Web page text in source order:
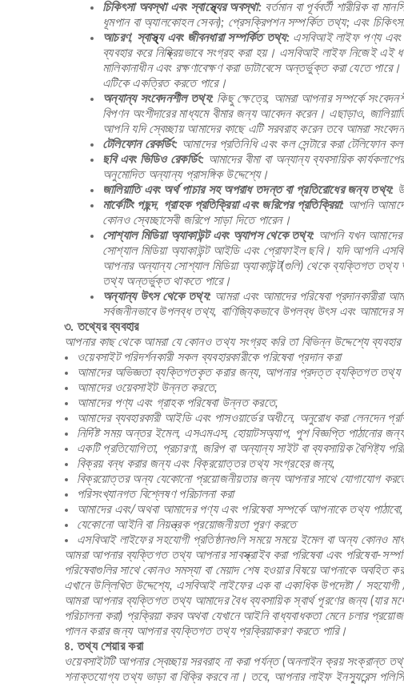
চিকিৎসা অবস্থা এবং স্বাস্থ্যের অবস্থা:বর্তমান বা পূর্ববর্তী শারীরিক
ধূমপান বা অ্যালকোহল সেবন); প্রেসক্রিপশন সম্পর্কিত তথ্য; এবং
আচরণ, স্বাস্থ্য এবং জীবনধারা সম্পর্কিত তথ্য: এসবিআই লাইফ পণ্য এবং
ব্যবহার করে নিষ্ক্রিয়ভাবে সংগ্রহ করা হয়। এসবিআই লাইফ নিজেই
মালিকানাধীন এবং রক্ষণাবেক্ষণ করা ডাটাবেসে অন্তর্ভুক্ত করা যেতে
এটিকে একত্রিত করতে পারে।
অন্যান্য সংবেদনশীল তথ্য: কিছু ক্ষেত্রে, আমরা আপনার সম্পর্কে
বিপণন অংশীদারের মাধ্যমে বীমার জন্য আবেদন করেন। এছাড়াও,
আপনি যদি স্বেচ্ছায় আমাদের কাছে এটি সরবরাহ করেন তবে আমরা
টেলিফোন রেকর্ডিং: আমাদের প্রতিনিধি এবং কল সেন্টারে করা টেলিফোন কল
ছবি এবং ভিডিও রেকর্ডিং: আমাদের বীমা বা অন্যান্য ব্যবসায়িক
অনুমোদিত অন্যান্য প্রাসঙ্গিক উদ্দেশ্যে।
জালিয়াতি এবং অর্থ পাচার সহ অপরাধ তদন্ত বা প্রতিরোধের জন্য তথ্য:
মার্কেটিং পছন্দ, গ্রাহক প্রতিক্রিয়া এবং জরিপের প্রতিক্রিয়া: আপনি
কোনও স্বেচ্ছাসেবী জরিপে সাড়া দিতে পারেন।
সোশ্যাল মিডিয়া অ্যাকাউন্ট এবং অ্যাপস থেকে তথ্য: আপনি যখন আমাদের
সোশ্যাল মিডিয়া অ্যাকাউন্ট আইডি এবং প্রোফাইল ছবি। যদি আপনি
আপনার অন্যান্য সোশ্যাল মিডিয়া অ্যাকাউন্ট(গুলি) থেকে ব্যক্তিগত
তথ্য অন্তর্ভুক্ত থাকতে পারে।
অন্যান্য উৎস থেকে তথ্য: আমরা এবং আমাদের পরিষেবা প্রদানকারীরা
সর্বজনীনভাবে উপলব্ধ তথ্য, বাণিজ্যিকভাবে উপলব্ধ উৎস এবং আমাদের
৩. তথ্যের ব্যবহার
আপনার কাছ থেকে আমরা যে কোনও তথ্য সংগ্রহ করি তা বিভিন্ন উদ্দেশ্যে ব্যবহার
ওয়েবসাইট পরিদর্শনকারী সকল ব্যবহারকারীকে পরিষেবা প্রদান করা
আমাদের অভিজ্ঞতা ব্যক্তিগতকৃত করার জন্য, আপনার প্রদত্ত ব্যক্তিগত তথ্য
আমাদের ওয়েবসাইট উন্নত করতে,
আমাদের পণ্য এবং গ্রাহক পরিষেবা উন্নত করতে,
আমাদের ব্যবহারকারী আইডি এবং পাসওয়ার্ডের অধীনে, অনুরোধ করা লেনদেন
নির্দিষ্ট সময় অন্তর ইমেল, এসএমএস, হোয়াটসঅ্যাপ, পুশ বিজ্ঞপ্তি পাঠানোর জন্য
একটি প্রতিযোগিতা, প্রচারণা, জরিপ বা অন্যান্য সাইট বা ব্যবসায়িক বৈশিষ্ট্য
বিক্রয় বন্ধ করার জন্য এবং বিক্রয়োত্তর তথ্য সংগ্রহের জন্য,
বিক্রয়োত্তর অন্য যেকোনো প্রয়োজনীয়তার জন্য আপনার সাথে যোগাযোগ
পরিসংখ্যানগত বিশ্লেষণ পরিচালনা করা
আমাদের এবং/অথবা আমাদের পণ্য এবং পরিষেবা সম্পর্কে আপনাকে তথ্য
যেকোনো আইনি বা নিয়ন্ত্রক প্রয়োজনীয়তা পূরণ করতে
এসবিআই লাইফের সহযোগী প্রতিষ্ঠানগুলি সময়ে সময়ে ইমেল বা অন্য কোনও
আমরা আপনার ব্যক্তিগত তথ্য আপনার সাবস্ক্রাইব করা পরিষেবা এবং পরিষেবা-
পরিষেবাগুলির সাথে কোনও সমস্যা বা মেয়াদ শেষ হওয়ার বিষয়ে আপনাকে অবহিত
এখানে উল্লিখিত উদ্দেশ্যে, এসবিআই লাইফের এক বা একাধিক উপদেষ্টা / সহযোগী
আমরা আপনার ব্যক্তিগত তথ্য আমাদের বৈধ ব্যবসায়িক স্বার্থ পূরণের জন্য (যার
পরিচালনা করা) প্রক্রিয়া করব অথবা যেখানে আইনি বাধ্যবাধকতা মেনে চলার
পালন করার জন্য আপনার ব্যক্তিগত তথ্য প্রক্রিয়াকরণ করতে পারি।
৪. তথ্য শেয়ার করা
ওয়েবসাইটটি আপনার স্বেচ্ছায় সরবরাহ না করা পর্যন্ত (অনলাইন ক্রয়
শনাক্তযোগ্য তথ্য ভাড়া বা বিক্রি করবে না। তবে, আপনার লাইফ ইনস্যুরেন্স